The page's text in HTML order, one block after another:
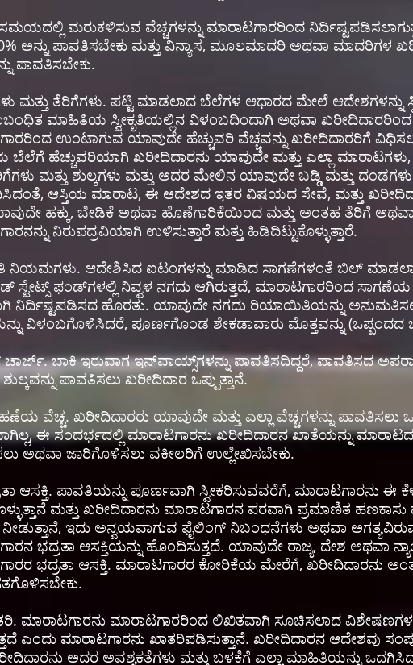
ಮರುಕಳಿಸುವ ವೆಚ್ಚಗಳನ್ನು ಮಾರಾಟಗಾರರಿಂದ
ಅನ್ನು ಪಾವತಿಸಬೇಕು ಮತ್ತು ವಿನ್ಯಾಸ, ಮೂಲಮಾದರಿ ಅಥವಾ
ಪಾವತಿಸಬೇಕು.
ಮತ್ತು ತೆರಿಗೆಗಳು. ಪಟ್ಟಿ ಮಾಡಲಾದ ಬೆಲೆಗಳ ಆಧಾರದ ಮೇಲೆ ಆದೇಶಗಳನ್ನು
ಮಾಹಿತಿಯ ಸ್ವೀಕೃತಿಯಲ್ಲಿನ ವಿಳಂಬದಿಂದಾಗಿ ಅಥವಾ
ಉಂಟಾಗುವ ಯಾವುದೇ ಹೆಚ್ಚುವರಿ ವೆಚ್ಚವನ್ನು ಖರೀದಿದಾರರಿಗೆ
ಹೆಚ್ಚುವರಿಯಾಗಿ ಖರೀದಿದಾರನು ಯಾವುದೇ ಮತ್ತು ಎಲ್ಲಾ
ಮತ್ತು ಶುಲ್ಕಗಳು ಮತ್ತು ಅದರ ಮೇಲಿನ ಯಾವುದೇ ಬಡ್ಡಿ ಮತ್ತು
ಆಸ್ತಿಯ ಮಾರಾಟ, ಈ ಆದೇಶದ ಇತರ ವಿಷಯದ ಸೇವೆ, ಮತ್ತು
ಹಕ್ಕು, ಬೇಡಿಕೆ ಅಥವಾ ಹೊಣೆಗಾರಿಕೆಯಿಂದ ಮತ್ತು ಅಂತಹ ತೆರಿಗೆ
ನಿರುಪದ್ರವಿಯಾಗಿ ಉಳಿಸುತ್ತಾರೆ ಮತ್ತು ಹಿಡಿದಿಟ್ಟುಕೊಳ್ಳುತ್ತಾರೆ.
ನಿಯಮಗಳು. ಆದೇಶಿಸಿದ ಐಟಂಗಳನ್ನು ಮಾಡಿದ ಸಾಗಣೆಗಳಂತೆ ಬಿಲ್
ಸ್ಟೇಟ್ಸ್ ಫಂಡ್‌ಗಳಲ್ಲಿ ನಿವ್ವಳ ನಗದು ಆಗಿರುತ್ತದೆ, ಮಾರಾಟಗಾರರಿಂದ
ನಿರ್ದಿಷ್ಟಪಡಿಸದ ಹೊರತು. ಯಾವುದೇ ನಗದು ರಿಯಾಯಿತಿಯನ್ನು
ವಿಳಂಬಗೊಳಿಸಿದರೆ, ಪೂರ್ಣಗೊಂಡ ಶೇಕಡಾವಾರು ಮೊತ್ತವನ್ನು (ಒಪ್ಪಂದದ
ಬಾಕಿ ಇರುವಾಗ ಇನ್‌ವಾಯ್ಸ್‌ಗಳನ್ನು ಪಾವತಿಸದಿದ್ದರೆ, ಪಾವತಿಸದ
ಪಾವತಿಸಲು ಖರೀದಿದಾರ ಒಪ್ಪುತ್ತಾನೆ.
ವೆಚ್ಚ. ಖರೀದಿದಾರರು ಯಾವುದೇ ಮತ್ತು ಎಲ್ಲಾ ವೆಚ್ಚಗಳನ್ನು ಪಾವತಿಸಲು
ಈ ಸಂದರ್ಭದಲ್ಲಿ ಮಾರಾಟಗಾರನು ಖರೀದಿದಾರನ ಖಾತೆಯನ್ನು
ಅಥವಾ ಜಾರಿಗೊಳಿಸಲು ವಕೀಲರಿಗೆ ಉಲ್ಲೇಖಿಸಬೇಕು.
ಆಸಕ್ತಿ. ಪಾವತಿಯನ್ನು ಪೂರ್ಣವಾಗಿ ಸ್ವೀಕರಿಸುವವರೆಗೆ, ಮಾರಾಟಗಾರನು ಈ
ಮತ್ತು ಖರೀದಿದಾರನು ಮಾರಾಟಗಾರನ ಪರವಾಗಿ ಪ್ರಮಾಣಿತ
ಇದು ಅನ್ವಯವಾಗುವ ಫೈಲಿಂಗ್ ನಿಬಂಧನೆಗಳು ಅಥವಾ
ಭದ್ರತಾ ಆಸಕ್ತಿಯನ್ನು ಹೊಂದಿಸುತ್ತದೆ. ಯಾವುದೇ ರಾಜ್ಯ, ದೇಶ ಅಥವಾ
ಭದ್ರತಾ ಆಸಕ್ತಿ. ಮಾರಾಟಗಾರರ ಕೋರಿಕೆಯ ಮೇರೆಗೆ, ಖರೀದಿದಾರನು
ಮಾರಾಟಗಾರನು ಮಾರಾಟಗಾರರಿಂದ ಲಿಖಿತವಾಗಿ ಸೂಚಿಸಲಾದ
ಎಂದು ಮಾರಾಟಗಾರನು ಖಾತರಿಪಡಿಸುತ್ತಾನೆ. ಖರೀದಿದಾರನ ಆದೇಶವು
ಅದರ ಅವಶ್ಯಕತೆಗಳು ಮತ್ತು ಬಳಕೆಗೆ ಎಲ್ಲಾ ಮಾಹಿತಿಯನ್ನು